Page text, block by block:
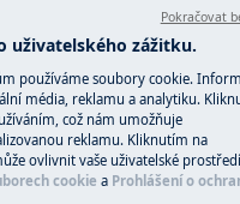
Náhradní díly a
Vyhledejte si originální
spotřebič v našem e-
přímo domů.
uživatelského zážitku.
používáme soubory cookie.
média, reklamu a analytiku.
což nám umožňuje
reklamu. Kliknutím na
ovlivnit vaše uživatelské prostředí
cookie a Prohlášení o
Pokračovat